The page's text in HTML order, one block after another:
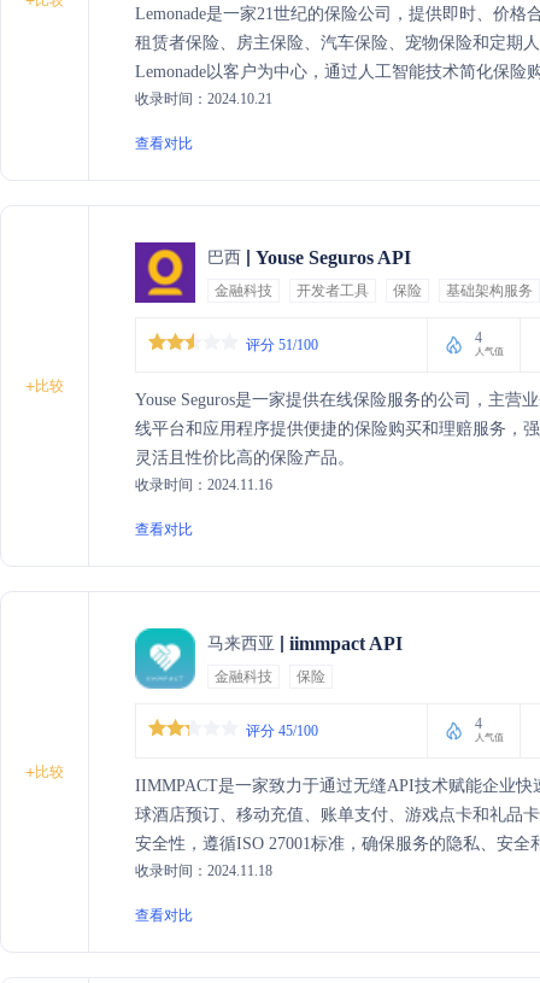
Lemonade是一家21世纪的保险公司，提供即时、价
租赁者保险、房主保险、汽车保险、宠物保险和定期
Lemonade以客户为中心，通过人工智能技术简化保
的保费捐赠给客户关心的慈善事业。
收录时间：2024.10.21
查看对比
+比较
巴西 Youse Seguros API
金融科技 开发者工具 保险 基础架构服务
评分 51/100 4
人气值
Youse Seguros是一家提供在线保险服务的公司，主
线平台和应用程序提供便捷的保险购买和理赔服务，
灵活且性价比高的保险产品。
收录时间：2024.11.16
查看对比
+比较
马来西亚 iimmpact API
金融科技 保险
评分 45/100 4
人气值
IIMMPACT是一家致力于通过无缝API技术赋能企业
球酒店预订、移动充值、账单支付、游戏点卡和礼品
安全性，遵循ISO 27001标准，确保服务的隐私、安全
收录时间：2024.11.18
查看对比